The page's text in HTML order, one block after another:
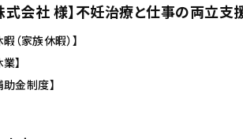
式会社 様】不妊治療と仕事の両立支
（家族休暇）】
】
金制度】